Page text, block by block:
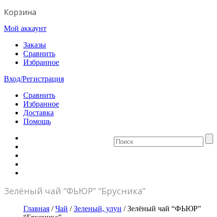
Корзина
Мой аккаунт
Заказы
Сравнить
Избранное
Вход/Регистрация
Сравнить
Избранное
Доставка
Помощь
Зелёный чай “ФЬЮР” “Брусника”
Главная /Чай /Зеленый, улун / Зелёный чай “ФЬЮР”